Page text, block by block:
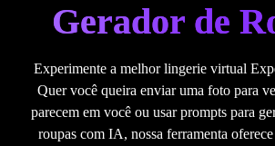
Gerador de
Experimente a melhor lingerie virtual
Quer você queira enviar uma foto para
parecem em você ou usar prompts para
roupas com IA, nossa ferramenta